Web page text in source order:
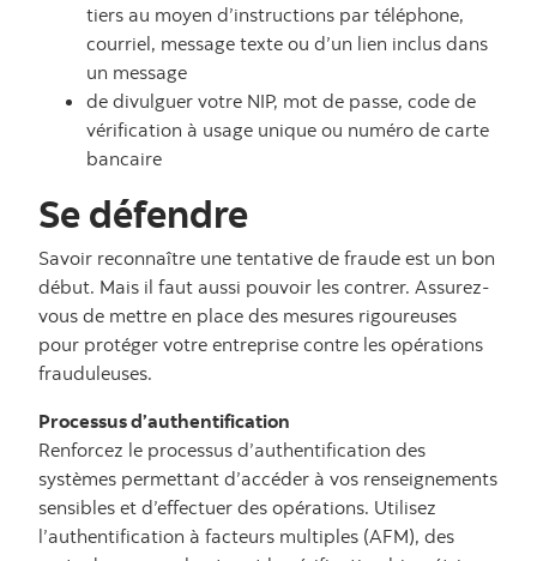
tiers au moyen d’instructions par téléphone,
courriel, message texte ou d’un lien inclus dans
un message
de divulguer votre NIP, mot de passe, code de
vérification à usage unique ou numéro de carte
bancaire
Se défendre
Savoir reconnaître une tentative de fraude est un bon
début. Mais il faut aussi pouvoir les contrer. Assurez-
vous de mettre en place des mesures rigoureuses
pour protéger votre entreprise contre les opérations
frauduleuses.
Processus d’authentification
Renforcez le processus d’authentification des
systèmes permettant d’accéder à vos renseignements
sensibles et d’effectuer des opérations. Utilisez
l’authentification à facteurs multiples (AFM), des